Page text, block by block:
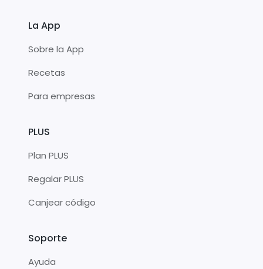
La App
Sobre la App
Recetas
Para empresas
PLUS
Plan PLUS
Regalar PLUS
Canjear código
Soporte
Ayuda